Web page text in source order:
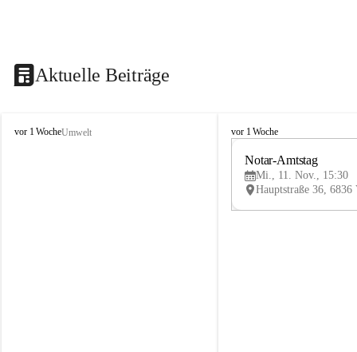
Aktuelle Beiträge
V
vor 1 WocheUmwelt
V
vor 1 Woche
Notar-Amtstag
Mi., 11. Nov., 15:30